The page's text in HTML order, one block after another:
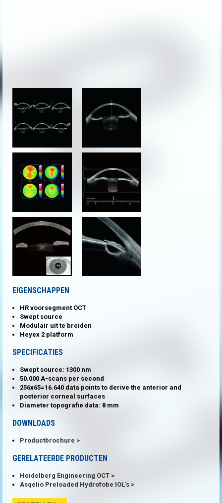
EIGENSCHAPPEN
HR voorsegment OCT
Swept source
Modulair uit te breiden
Heyex 2 platform
SPECIFICATIES
Swept source: 1300 nm
50.000 A-scans per second
256x65=16.640 data points to derive the anterior and
posterior corneal surfaces
Diameter topografie data: 8 mm
DOWNLOADS
Productbrochure
GERELATEERDE PRODUCTEN
Heidelberg Engineering OCT
Asqelio Preloaded Hydrofobe IOL's